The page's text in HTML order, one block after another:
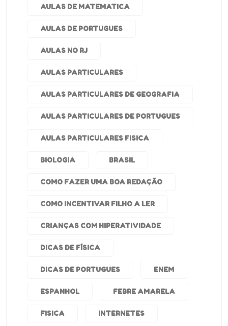
AULAS DE MATEMATICA
AULAS DE PORTUGUES
AULAS NO RJ
AULAS PARTICULARES
AULAS PARTICULARES DE GEOGRAFIA
AULAS PARTICULARES DE PORTUGUES
AULAS PARTICULARES FISICA
BIOLOGIA BRASIL
COMO FAZER UMA BOA REDAÇÃO
COMO INCENTIVAR FILHO A LER
CRIANÇAS COM HIPERATIVIDADE
DICAS DE FÍSICA
DICAS DE PORTUGUES ENEM
ESPANHOL FEBRE AMARELA
FISICA INTERNETES